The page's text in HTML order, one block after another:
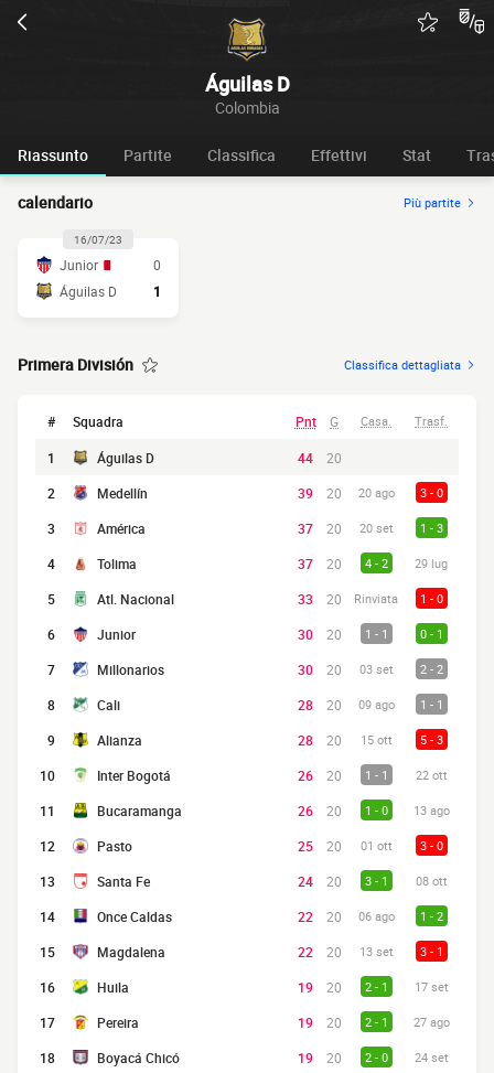
Águilas D
Colombia
Riassunto Partite Classifica Effettivi Stat
calendario Più partite
16/07/23
Junior
0
Águilas D
1
Primera División Classifica dettagliata
# Squadra Pnt G Casa. Trasf.
1 Águilas D 44
20
2
Medellín 39 20 20 ago 3 - 0
3 América 37 20 20 set 1 - 3
4 Tolima 37 20 4 - 2 29 lug
5 Atl. Nacional 33 20 Rinviata 1 - 0
6 Junior 30 20 1 - 1 0 - 1
7 Millonarios 30 20 03 set 2 - 2
8 Cali 28 20 09 ago 1 - 1
9 Alianza 28 20 15 ott 5 - 3
10 Inter Bogotá 26 20 1 - 1 22 ott
11 Bucaramanga 26 20 1 - 0 13 ago
12 Pasto 25 20 01 ott 3 - 0
13 Santa Fe 24 20 3 - 1 08 ott
14 Once Caldas 22 20 06 ago 1 - 2
15 Magdalena 22 20 13 set 3 - 1
16 Huila 19 20 2 - 1 17 set
17 Pereira 19 20 2 - 1 27 ago
18 Boyacá Chicó 19 20 2 - 0 24 set